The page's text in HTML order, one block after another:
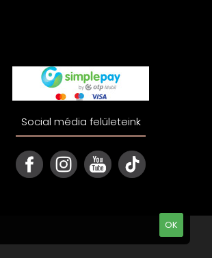
Social média felületeink
OK